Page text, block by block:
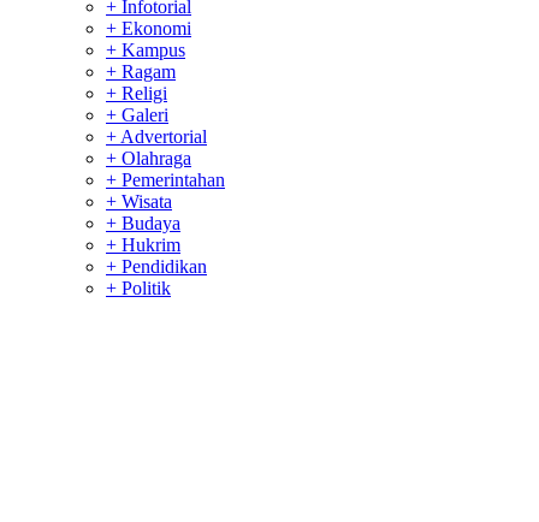
+ Infotorial
+ Ekonomi
+ Kampus
+ Ragam
+ Religi
+ Galeri
+ Advertorial
+ Olahraga
+ Pemerintahan
+ Wisata
+ Budaya
+ Hukrim
+ Pendidikan
+ Politik